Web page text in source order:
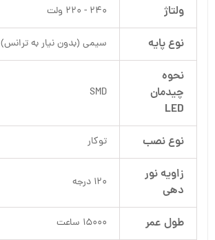
ولتاژ 240 - 220 ولت
نوع پایه سیمی (بدون نیار به ترانس)
نحوه
چیدمان
LED
SMD
نوع نصب توکار
زاویه نور
دهی
120 درجه
طول عمر 15000 ساعت